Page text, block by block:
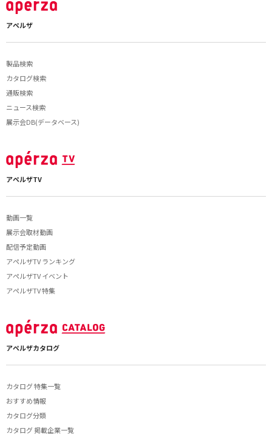
アペルザ
製品検索
カタログ検索
通販検索
ニュース検索
展示会DB(データベース)
アペルザTV
動画一覧
展示会取材動画
配信予定動画
アペルザTV ランキング
アペルザTV イベント
アペルザTV 特集
アペルザカタログ
カタログ 特集一覧
おすすめ情報
カタログ分類
カタログ 掲載企業一覧